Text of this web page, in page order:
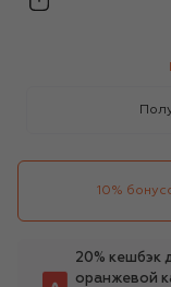
10%
20% кешбэк
оранжевой